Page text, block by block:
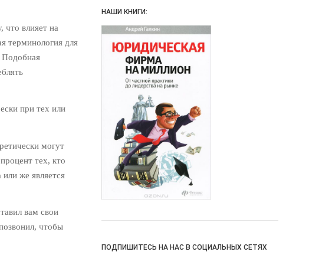
что влияет на
терминология для
Подобная
при тех или
могут
тех, кто
же является
вам свои
чтобы
НАШИ КНИГИ:
ПОДПИШИТЕСЬ НА НАС В СОЦИАЛЬНЫХ СЕТЯХ